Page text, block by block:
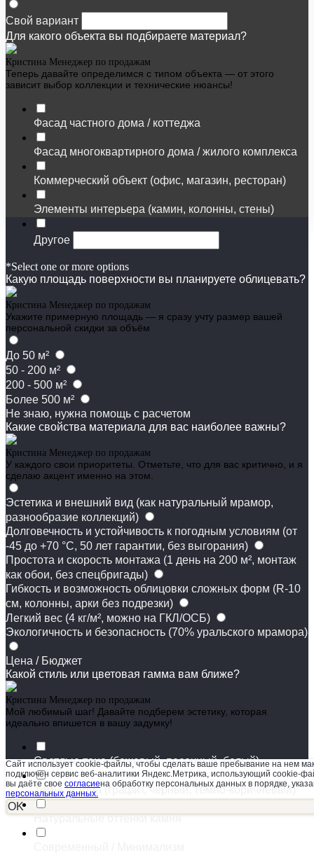
Свой вариант
Для какого объекта вы подбираете материал?
Кристина Менеджер по продажам
Теперь давайте определимся с типом объекта — от этого
зависит выбор коллекции и технические нюансы!
Фасад частного дома / коттеджа
Фасад многоквартирного дома / жилого комплекса
Коммерческий объект (офис, магазин, ресторан)
Элементы интерьера (камин, колонны, стены)
Другое
*Select one or more options
Какую площадь поверхности вы планируете облицевать?
Кристина Менеджер по продажам
Укажите примерную площадь — я сразу учту размер вашей
персональной скидки за объём
До 50 м²
50 - 200 м²
200 - 500 м²
Более 500 м²
Не знаю, нужна помощь с расчетом
Какие свойства материала для вас наиболее важны?
Кристина Менеджер по продажам
У каждого свои приоритеты. Отметьте, что для вас критично, и я
сделаю акцент именно на этом.
Эстетика и внешний вид (как натуральный мрамор,
разнообразие коллекций)
Долговечность и устойчивость к погодным условиям (от
-45 до +70 °C, 50 лет гарантии, без выгорания)
Простота и скорость монтажа (1 день на 200 м², монтаж
как обои, без спецбригады)
Гибкость и возможность облицовки сложных форм (R-10
см, колонны, арки без подрезки)
Легкий вес (4 кг/м², можно на ГКЛ/ОСБ)
Экологичность и безопасность (70% уральского мрамора)
Цена / Бюджет
Какой стиль или цветовая гамма вам ближе?
Кристина Менеджер по продажам
Мой любимый шаг! Давайте подберем эстетику, которая
идеально впишется в вашу задумку!
Светлые тона (бежевый, песочный, белый)
Темные тона (графит, черный, темно-коричневый)
Натуральные оттенки камня
Сайт использует cookie-файлы, чтобы сделать ваше пребывание на нем
подключен сервис веб-аналитики Яндекс.Метрика, использующий cookie-
вы даёте свое согласиена обработку персональных данных в порядке,
персональных данных.
OK